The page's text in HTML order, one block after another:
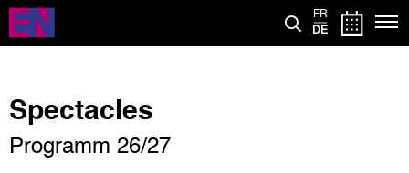
Direkt
zum
Inhalt
FR
DE
Spectacles
Programm 26/27